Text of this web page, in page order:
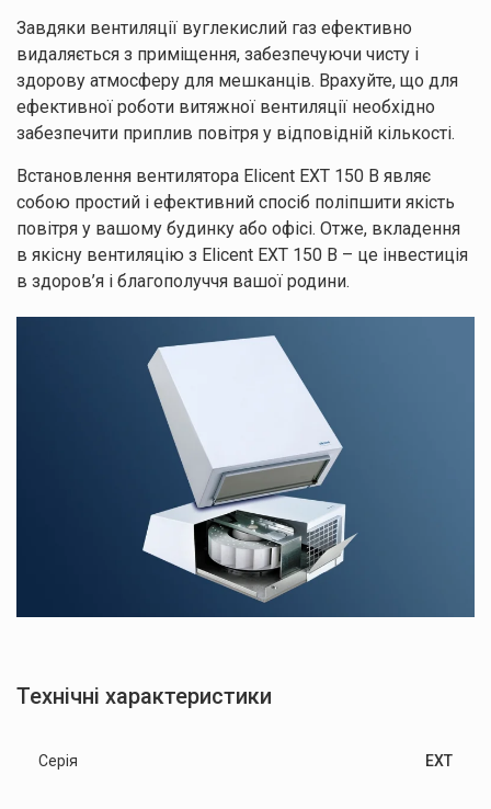
Завдяки вентиляції вуглекислий газ ефективно
видаляється з приміщення, забезпечуючи чисту і
здорову атмосферу для мешканців. Врахуйте, що для
ефективної роботи витяжної вентиляції необхідно
забезпечити приплив повітря у відповідній кількості.
Встановлення вентилятора Elicent EXT 150 B являє
собою простий і ефективний спосіб поліпшити якість
повітря у вашому будинку або офісі. Отже, вкладення
в якісну вентиляцію з Elicent EXT 150 B – це інвестиція
в здоров’я і благополуччя вашої родини.
Технічні характеристики
Серія EXT